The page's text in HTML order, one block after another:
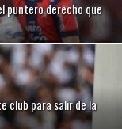
puntero derecho que
club para salir de la